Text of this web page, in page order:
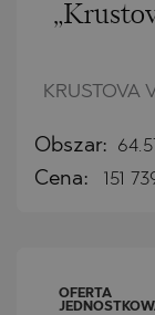
KRUSTOVA
Obszar:
Cena: 151
OFERTA